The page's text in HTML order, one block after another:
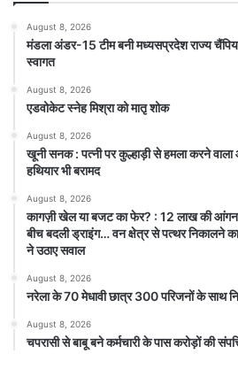
August 8, 2026
मंडला अंडर-15 टीम बनी मध्यसप्रदेश राज्य
स्वागत
August 8, 2026
एडवोकेट स्नेह मिश्रा को मातृ शोक
August 8, 2026
खूनी सनक : पत्नी पर कुल्हाड़ी से हमला करने वाला
हथियार भी बरामद
August 8, 2026
कागज़ी खेल या बजट का फेर? : 12 लाख की
बीच बदली ड्राइंग… वन क्षेत्र से पत्थर निकालने का
ने उठाए सवाल
August 8, 2026
नरेला के 70 मेधावी छात्र 300 परिजनों के साथ
August 8, 2026
चपरासी से बाबू बने कर्मचारी के पास करोड़ों की